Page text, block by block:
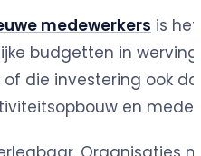
medewerkers is
budgetten in
die investering ook
en